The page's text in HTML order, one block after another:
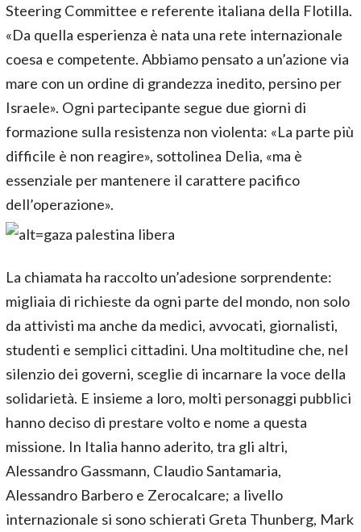
Steering Committee e referente italiana della Flotilla.
«Da quella esperienza è nata una rete internazionale
coesa e competente. Abbiamo pensato a un’azione via
mare con un ordine di grandezza inedito, persino per
Israele». Ogni partecipante segue due giorni di
formazione sulla resistenza non violenta: «La parte più
difficile è non reagire», sottolinea Delia, «ma è
essenziale per mantenere il carattere pacifico
dell’operazione».
La chiamata ha raccolto un’adesione sorprendente:
migliaia di richieste da ogni parte del mondo, non solo
da attivisti ma anche da medici, avvocati, giornalisti,
studenti e semplici cittadini. Una moltitudine che, nel
silenzio dei governi, sceglie di incarnare la voce della
solidarietà. E insieme a loro, molti personaggi pubblici
hanno deciso di prestare volto e nome a questa
missione. In Italia hanno aderito, tra gli altri,
Alessandro Gassmann, Claudio Santamaria,
Alessandro Barbero e Zerocalcare; a livello
internazionale si sono schierati Greta Thunberg, Mark